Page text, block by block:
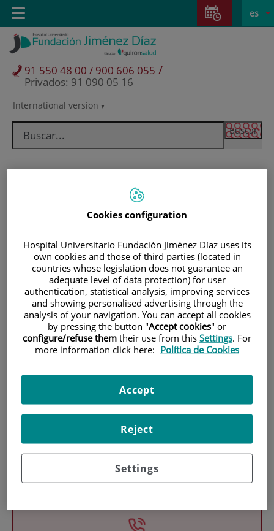
Saltar al contenido
Saltar
contenido
Selector
idioma
activo
es
International version
91 550 48 00 / 900 606 055 /
Privados: 91 090 05 16
Toggle
navigation
Pacientes y visitantes
Investigación
Docencia
Cookies configuration
Hospital Universitario Fundación Jiménez Díaz uses its
own cookies and those of third parties (located in
countries whose legislation does not guarantee an
adequate level of data protection) for user
authentication, statistical analysis, improving services
and showing personalised advertising through the
analysis of your navigation. You can accept all cookies
by pressing the button "Accept cookies" or
configure/refuse them their use from this Settings. For
more information click here: Política de Cookies
Settings
Reject
Accept